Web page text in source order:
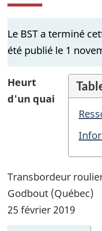
Le BST a terminé
été publié le 1
Heurt
d'un quai
Transbordeur
Godbout (Québec)
25 février 2019